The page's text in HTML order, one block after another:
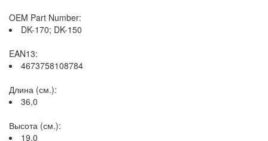
OEM Part Number:
DK-170; DK-150
EAN13:
4673758108784
Длина (см.):
36,0
Высота (см.):
19,0